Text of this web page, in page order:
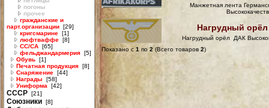
погоны
прочее
гражданские и
парт.организации [29]
кригсмарине [1]
люфтваффе [8]
СС/СА [65]
фельджандармерия [5]
Обувь [1]
Печатная продукция [8]
Снаряжение [44]
Награды
[58]
Униформа
[42]
СССР [21]
Союзники [8]
Манжетная лента
Нагрудный
Нагрудный орёл ДАК
Показано с 1 по 2 (Всего товаров 2)